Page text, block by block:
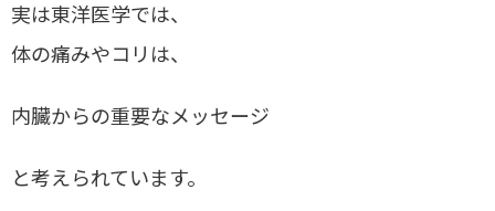
実は東洋医学では、
体の痛みやコリは、
内臓からの重要なメッセージ
と考えられています。